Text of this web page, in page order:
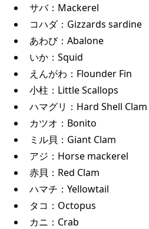
サバ：Mackerel
コハダ：Gizzards sardine
あわび：Abalone
いか：Squid
えんがわ：Flounder Fin
小柱：Little Scallops
ハマグリ：Hard Shell Clam
カツオ：Bonito
ミル貝：Giant Clam
アジ：Horse mackerel
赤貝：Red Clam
ハマチ：Yellowtail
タコ：Octopus
カニ：Crab